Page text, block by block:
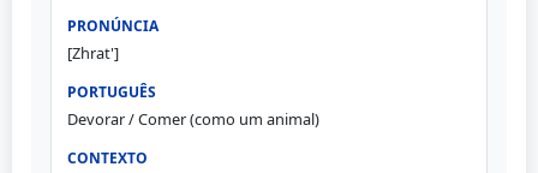
[Zhrat']
Devorar / Comer (como um animal)